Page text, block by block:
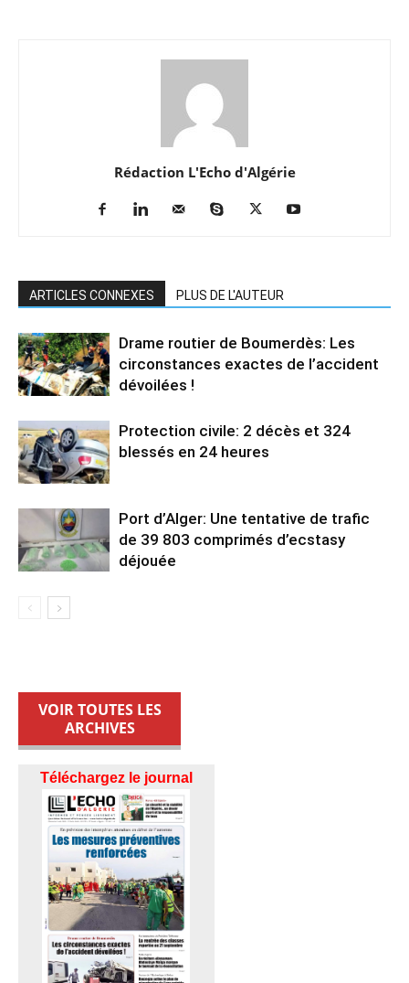
Rédaction L'Echo d'Algérie
ARTICLES CONNEXES PLUS DE L'AUTEUR
Drame routier de Boumerdès: Les
circonstances exactes de l’accident
dévoilées !
Protection civile: 2 décès et 324
blessés en 24 heures
Port d’Alger: Une tentative de trafic
de 39 803 comprimés d’ecstasy
déjouée
VOIR TOUTES LES
ARCHIVES